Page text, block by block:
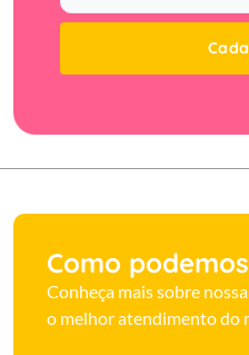
Como
Conheça mais sobre
o melhor atendimento do